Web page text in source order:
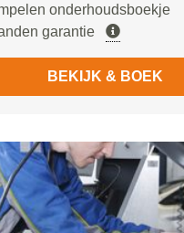
onderhoudsboekje
garantie
BEKIJK & BOEK